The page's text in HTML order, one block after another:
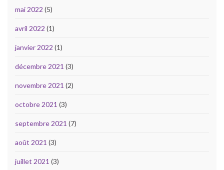
mai 2022 (5)
avril 2022 (1)
janvier 2022 (1)
décembre 2021 (3)
novembre 2021 (2)
octobre 2021 (3)
septembre 2021 (7)
août 2021 (3)
juillet 2021 (3)